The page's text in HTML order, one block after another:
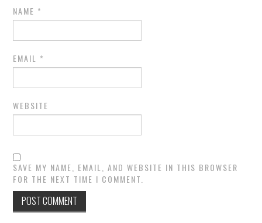
NAME *
EMAIL *
WEBSITE
SAVE MY NAME, EMAIL, AND WEBSITE IN THIS BROWSER
FOR THE NEXT TIME I COMMENT.